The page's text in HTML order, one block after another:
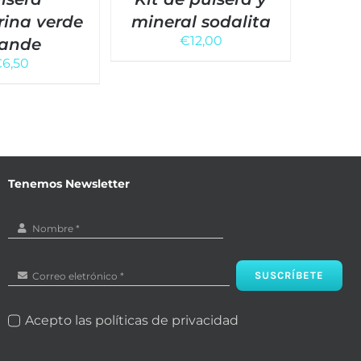
verde
6,50
mineral sodalita
€12,00
Tenemos Newsletter
SUSCRÍBETE
Acepto las políticas de privacidad